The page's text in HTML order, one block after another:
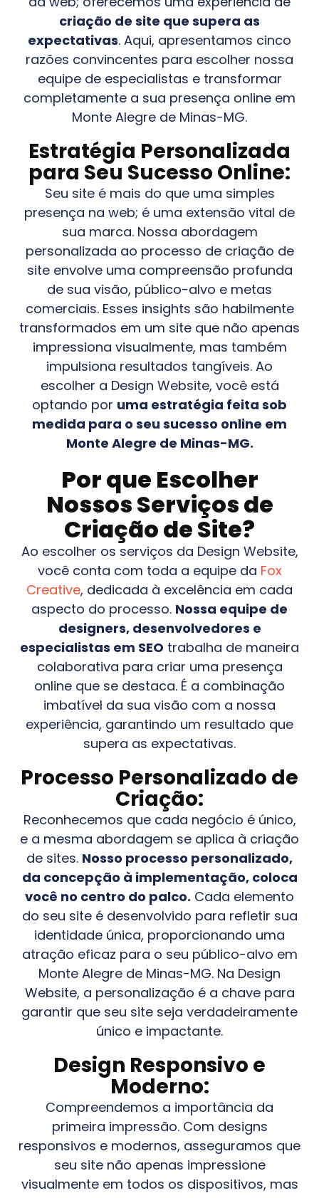
criação de site que supera as
expectativas. Aqui, apresentamos cinco
razões convincentes para escolher nossa
equipe de especialistas e transformar
completamente a sua presença online em
Monte Alegre de Minas-MG.
Estratégia Personalizada
para Seu Sucesso Online:
Seu site é mais do que uma simples
presença na web; é uma extensão vital de
sua marca. Nossa abordagem
personalizada ao processo de criação de
site envolve uma compreensão profunda
de sua visão, público-alvo e metas
comerciais. Esses insights são habilmente
transformados em um site que não apenas
impressiona visualmente, mas também
impulsiona resultados tangíveis. Ao
escolher a Design Website, você está
optando por uma estratégia feita sob
medida para o seu sucesso online em
Monte Alegre de Minas-MG.
Por que Escolher
Nossos Serviços de
Criação de Site?
Ao escolher os serviços da Design Website,
você conta com toda a equipe da Fox
Creative, dedicada à excelência em cada
aspecto do processo. Nossa equipe de
designers, desenvolvedores e
especialistas em SEO trabalha de maneira
colaborativa para criar uma presença
online que se destaca. É a combinação
imbatível da sua visão com a nossa
experiência, garantindo um resultado que
supera as expectativas.
Processo Personalizado de
Criação:
Reconhecemos que cada negócio é único,
e a mesma abordagem se aplica à criação
de sites. Nosso processo personalizado,
da concepção à implementação, coloca
você no centro do palco. Cada elemento
do seu site é desenvolvido para refletir sua
identidade única, proporcionando uma
atração eficaz para o seu público-alvo em
Monte Alegre de Minas-MG. Na Design
Website, a personalização é a chave para
garantir que seu site seja verdadeiramente
único e impactante.
Design Responsivo e
Moderno:
Compreendemos a importância da
primeira impressão. Com designs
responsivos e modernos, asseguramos que
seu site não apenas impressione
visualmente em todos os dispositivos, mas